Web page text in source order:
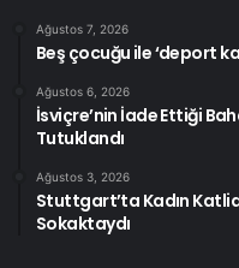
Ağustos 7, 2026
Beş çocuğu ile ‘deport
Ağustos 6, 2026
İsviçre’nin İade Ettiği
Tutuklandı
Ağustos 3, 2026
Stuttgart’ta Kadın
Sokaktaydı